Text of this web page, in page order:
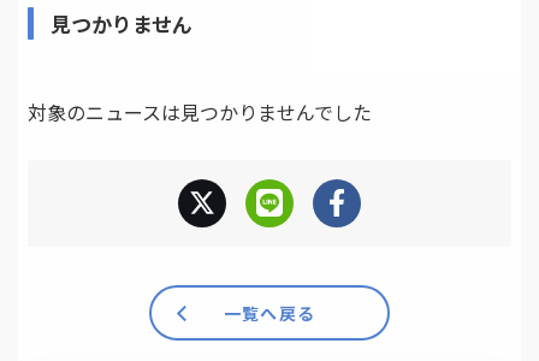
見つかりません
対象のニュースは見つかりませんでした
一覧へ戻る